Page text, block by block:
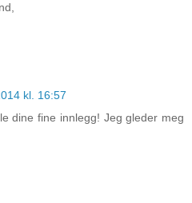
kl. 16:57
dine fine innlegg! Jeg gleder meg